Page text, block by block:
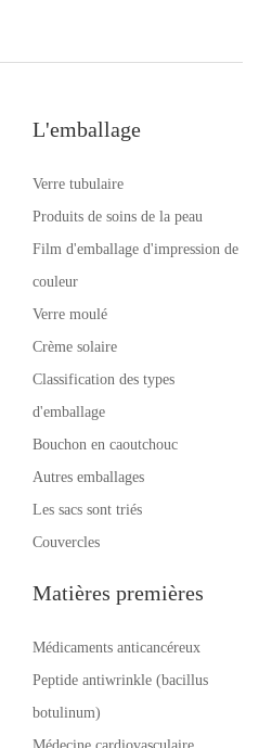
L'emballage
Verre tubulaire
Produits de soins de la peau
Film d'emballage d'impression de
couleur
Verre moulé
Crème solaire
Classification des types
d'emballage
Bouchon en caoutchouc
Autres emballages
Les sacs sont triés
Couvercles
Matières premières
Médicaments anticancéreux
Peptide antiwrinkle (bacillus
botulinum)